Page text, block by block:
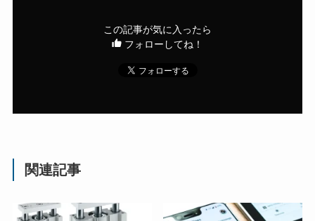
この記事が気に入ったら
フォローしてね！
関連記事